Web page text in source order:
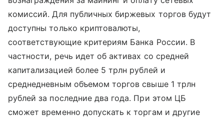
комиссий. Для публичных биржевых торгов будут
доступны только криптовалюты,
соответствующие критериям Банка России. В
частности, речь идет об активах со средней
капитализацией более 5 трлн рублей и
среднедневным объемом торгов свыше 1 трлн
рублей за последние два года. При этом ЦБ
сможет временно допускать к торгам и другие